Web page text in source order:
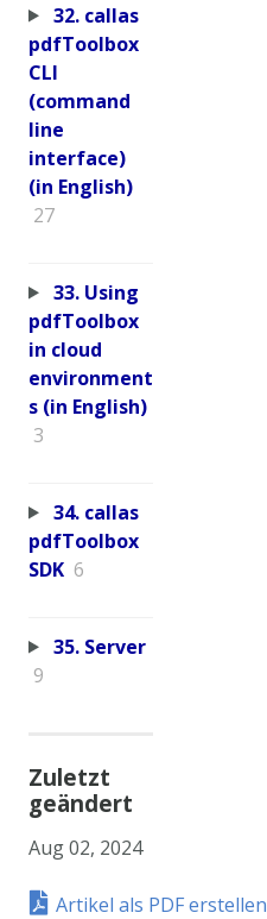
32. callas
pdfToolbox
CLI
(command
line
interface)
(in English)
27
33. Using
pdfToolbox
in cloud
environment
s (in English)
3
34. callas
pdfToolbox
SDK 6
35. Server
9
Zuletzt
geändert
Aug 02, 2024
Artikel als PDF erstellen